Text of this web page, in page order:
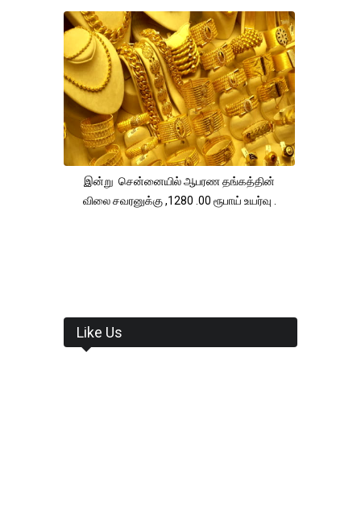
இன்று சென்னையில் ஆபரண தங்கத்தின்
விலை சவரனுக்கு ,1280 .00 ரூபாய் உயர்வு .
Like Us